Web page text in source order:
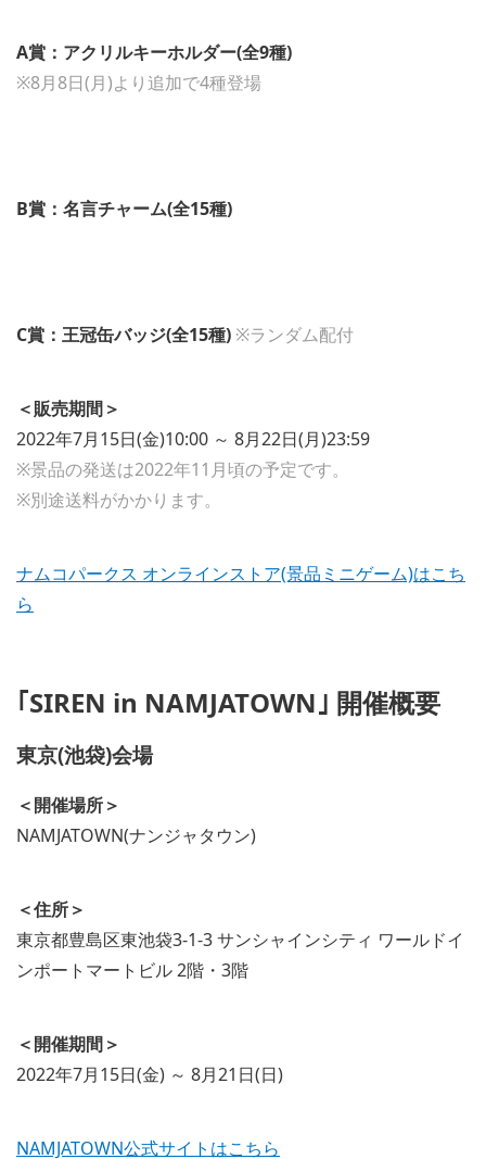
A賞：アクリルキーホルダー(全9種)
※8月8日(月)より追加で4種登場
B賞：名言チャーム(全15種)
C賞：王冠缶バッジ(全15種) ※ランダム配付
＜販売期間＞
2022年7月15日(金)10:00 ～ 8月22日(月)23:59
※景品の発送は2022年11月頃の予定です。
※別途送料がかかります。
ナムコパークス オンラインストア(景品ミニゲーム)はこち
ら
｢SIREN in NAMJATOWN｣ 開催概要
東京(池袋)会場
＜開催場所＞
NAMJATOWN(ナンジャタウン)
＜住所＞
東京都豊島区東池袋3-1-3 サンシャインシティ ワールドイ
ンポートマートビル 2階・3階
＜開催期間＞
2022年7月15日(金) ～ 8月21日(日)
NAMJATOWN公式サイトはこちら